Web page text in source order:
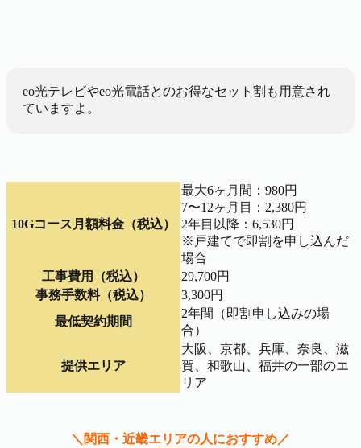
eo光テレビやeo光電話とのお得なセット割も用意され
ていますよ。
10Gコース月額料金（税込）
最大6ヶ月間：980円
7〜12ヶ月目：2,380円
2年目以降：6,530円
※戸建てで即割を申し込んだ
場合
工事費用（税込）
29,700円
事務手数料（税込）
3,300円
最低契約期間
2年間（即割申し込みの場
合）
提供エリア
大阪、京都、兵庫、奈良、滋
賀、和歌山、福井の一部のエ
リア
＼関西・近畿エリアの人におすすめ／